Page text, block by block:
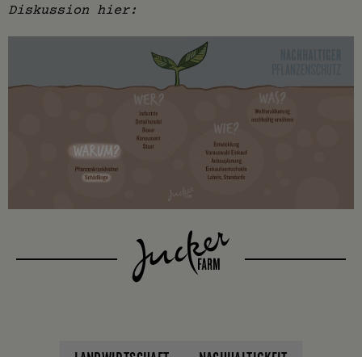
Diskussion hier: